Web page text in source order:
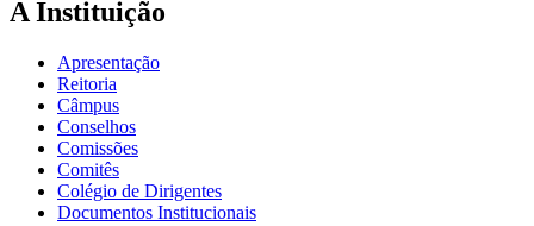
A Instituição
Apresentação
Reitoria
Câmpus
Conselhos
Comissões
Comitês
Colégio de Dirigentes
Documentos Institucionais